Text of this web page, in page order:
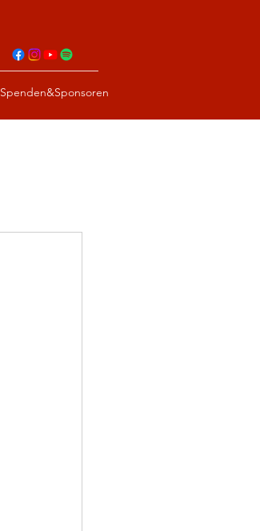
Spenden&Sponsoren